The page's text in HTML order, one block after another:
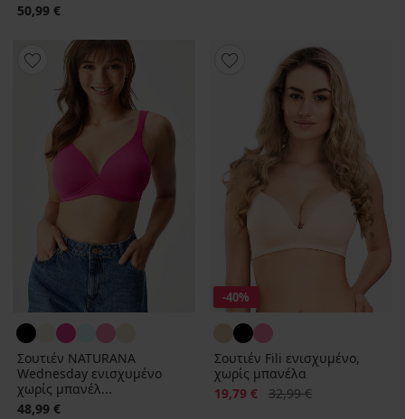
50,99 €
Σουτιέν NATURANA
Wednesday ενισχυμένο
χωρίς μπανέλ...
48,99 €
-40%
Σουτιέν Fili ενισχυμένο,
χωρίς μπανέλα
Έκπτωση
19,79 € Αρχική τιμή
32,99 €